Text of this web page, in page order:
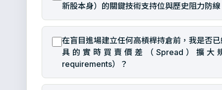
新股本身）的關鍵技術支持位與歷史阻力防
在盲目進場建立任何高槓桿持倉前，我是否
具的實時買賣價差（Spread）擴大
requirements）？